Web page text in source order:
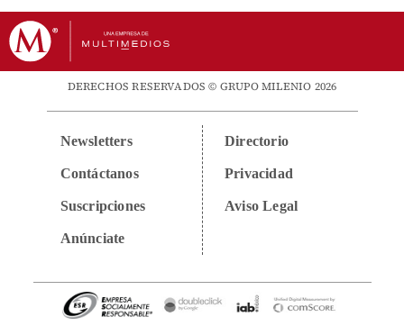
DERECHOS RESERVADOS © GRUPO MILENIO 2026
Newsletters
Contáctanos
Suscripciones
Anúnciate
Directorio
Privacidad
Aviso Legal